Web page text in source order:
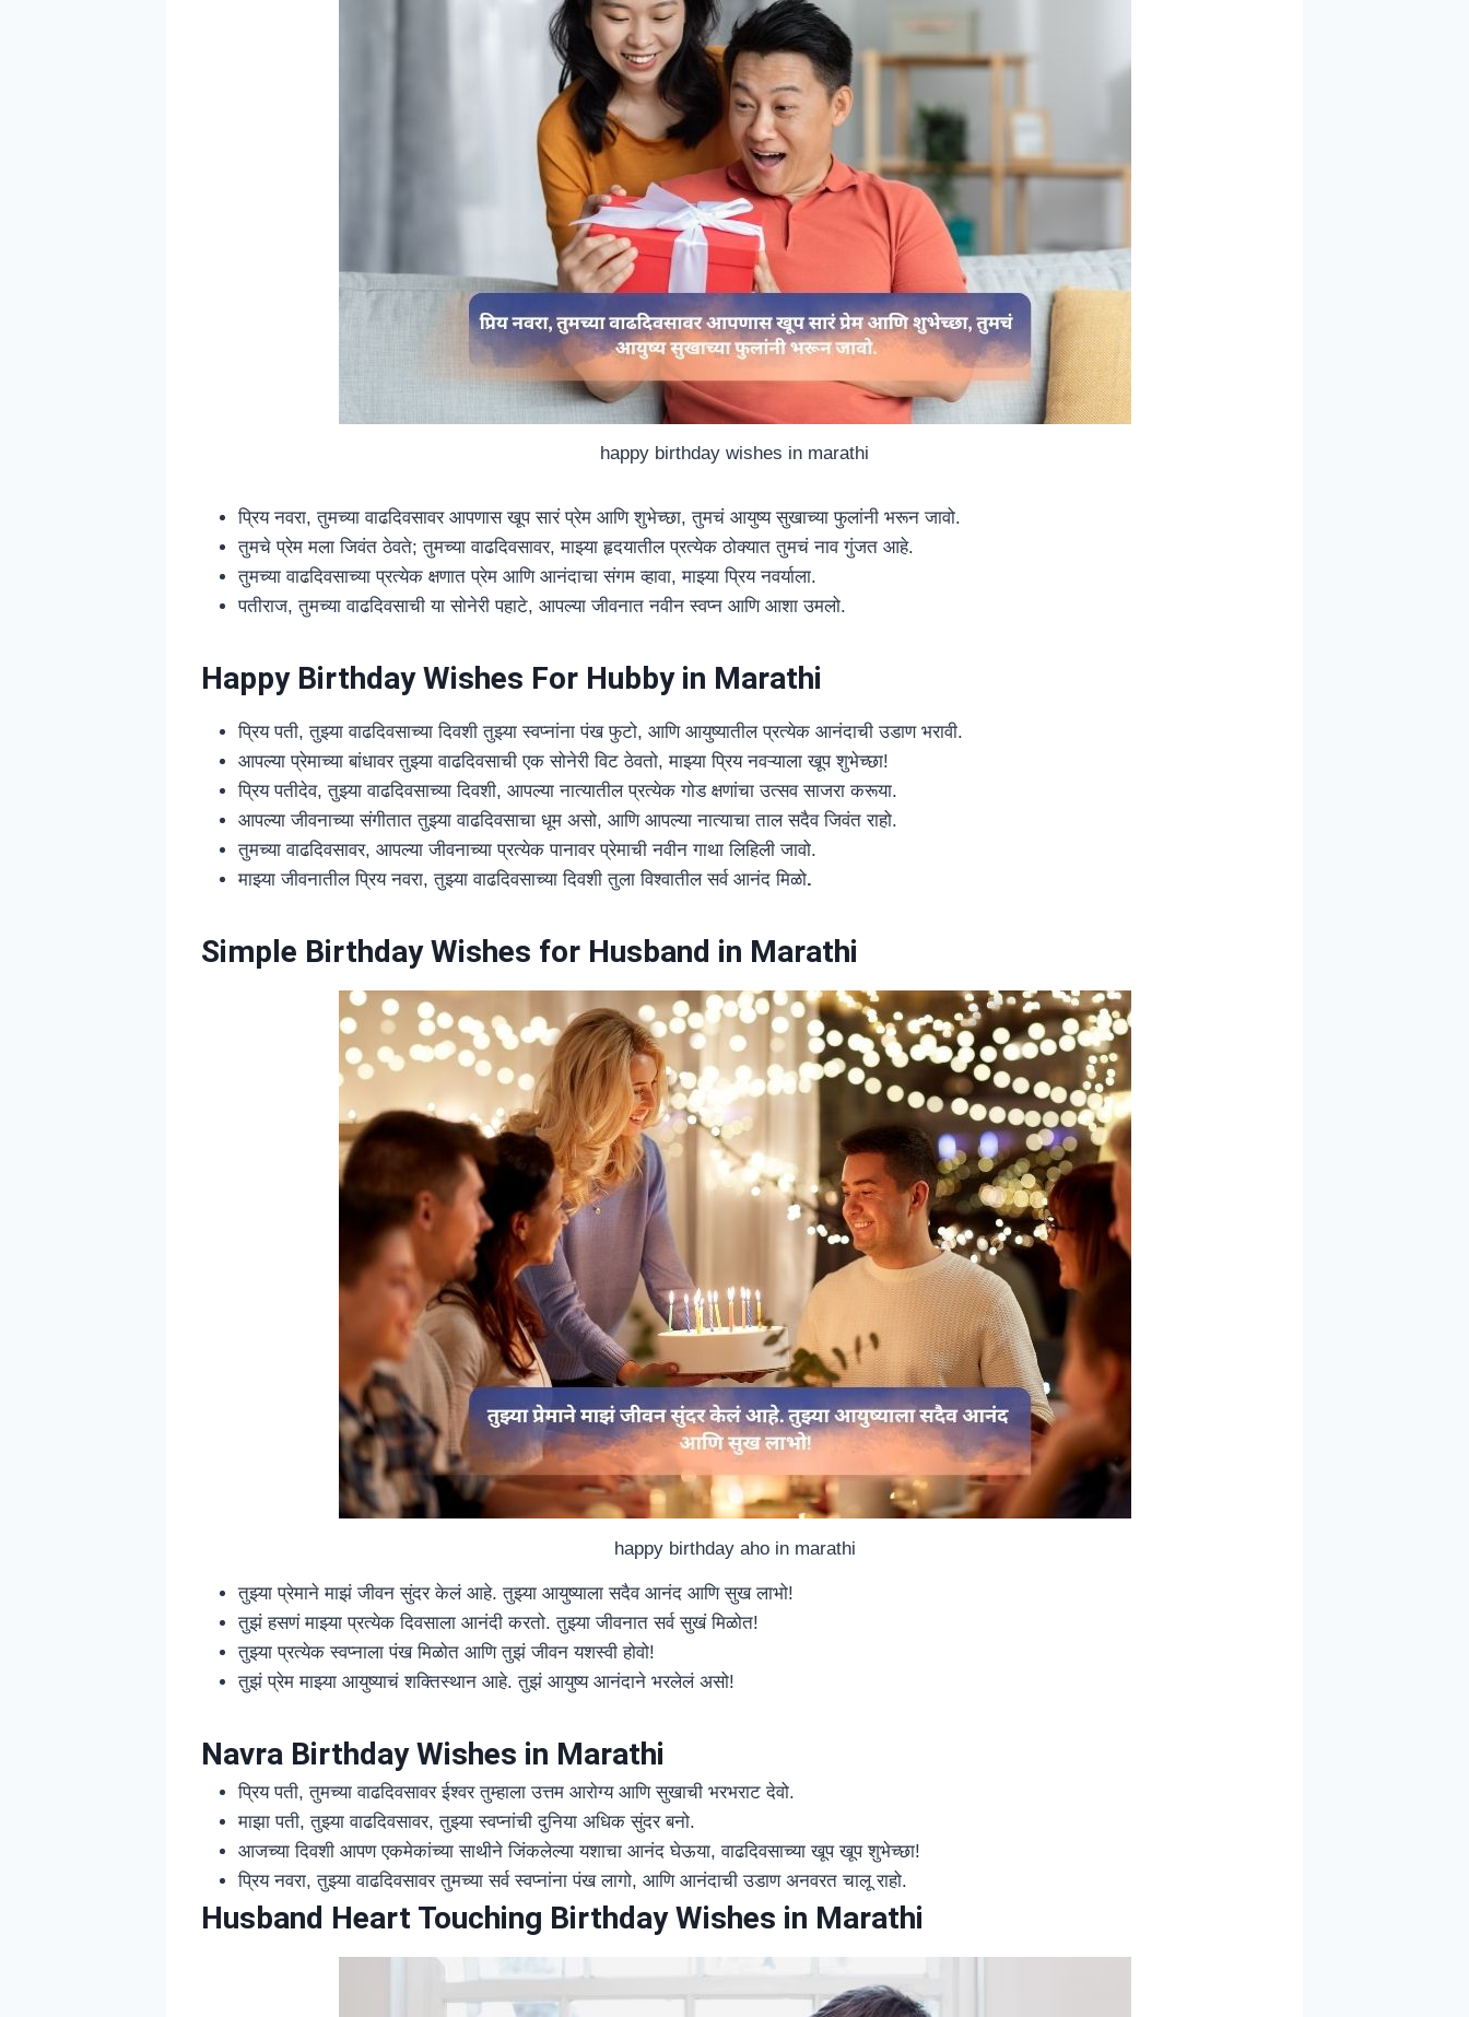
happy birthday wishes in marathi
प्रिय नवरा, तुमच्या वाढदिवसावर आपणास खूप सारं प्रेम आणि शुभेच्छा, तुमचं आयुष्य सुखाच्या फुलांनी भरून जावो.
तुमचे प्रेम मला जिवंत ठेवते; तुमच्या वाढदिवसावर, माझ्या हृदयातील प्रत्येक ठोक्यात तुमचं नाव गुंजत आहे.
तुमच्या वाढदिवसाच्या प्रत्येक क्षणात प्रेम आणि आनंदाचा संगम व्हावा, माझ्या प्रिय नवर्याला.
पतीराज, तुमच्या वाढदिवसाची या सोनेरी पहाटे, आपल्या जीवनात नवीन स्वप्न आणि आशा उमलो.
Happy Birthday Wishes For Hubby in Marathi
प्रिय पती, तुझ्या वाढदिवसाच्या दिवशी तुझ्या स्वप्नांना पंख फुटो, आणि आयुष्यातील प्रत्येक आनंदाची उडाण भरावी.
आपल्या प्रेमाच्या बांधावर तुझ्या वाढदिवसाची एक सोनेरी विट ठेवतो, माझ्या प्रिय नवऱ्याला खूप शुभेच्छा!
प्रिय पतीदेव, तुझ्या वाढदिवसाच्या दिवशी, आपल्या नात्यातील प्रत्येक गोड क्षणांचा उत्सव साजरा करूया.
आपल्या जीवनाच्या संगीतात तुझ्या वाढदिवसाचा धूम असो, आणि आपल्या नात्याचा ताल सदैव जिवंत राहो.
तुमच्या वाढदिवसावर, आपल्या जीवनाच्या प्रत्येक पानावर प्रेमाची नवीन गाथा लिहिली जावो.
माझ्या जीवनातील प्रिय नवरा, तुझ्या वाढदिवसाच्या दिवशी तुला विश्वातील सर्व आनंद मिळो.
Simple Birthday Wishes for Husband in Marathi
happy birthday aho in marathi
तुझ्या प्रेमाने माझं जीवन सुंदर केलं आहे. तुझ्या आयुष्याला सदैव आनंद आणि सुख लाभो!
तुझं हसणं माझ्या प्रत्येक दिवसाला आनंदी करतो. तुझ्या जीवनात सर्व सुखं मिळोत!
तुझ्या प्रत्येक स्वप्नाला पंख मिळोत आणि तुझं जीवन यशस्वी होवो!
तुझं प्रेम माझ्या आयुष्याचं शक्तिस्थान आहे. तुझं आयुष्य आनंदाने भरलेलं असो!
Navra Birthday Wishes in Marathi
प्रिय पती, तुमच्या वाढदिवसावर ईश्वर तुम्हाला उत्तम आरोग्य आणि सुखाची भरभराट देवो.
माझा पती, तुझ्या वाढदिवसावर, तुझ्या स्वप्नांची दुनिया अधिक सुंदर बनो.
आजच्या दिवशी आपण एकमेकांच्या साथीने जिंकलेल्या यशाचा आनंद घेऊया, वाढदिवसाच्या खूप खूप शुभेच्छा!
प्रिय नवरा, तुझ्या वाढदिवसावर तुमच्या सर्व स्वप्नांना पंख लागो, आणि आनंदाची उडाण अनवरत चालू राहो.
Husband Heart Touching Birthday Wishes in Marathi